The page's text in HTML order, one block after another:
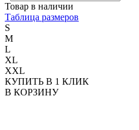
Товар в наличии
Таблица размеров
S
M
L
XL
XXL
КУПИТЬ В 1 КЛИК
В КОРЗИНУ